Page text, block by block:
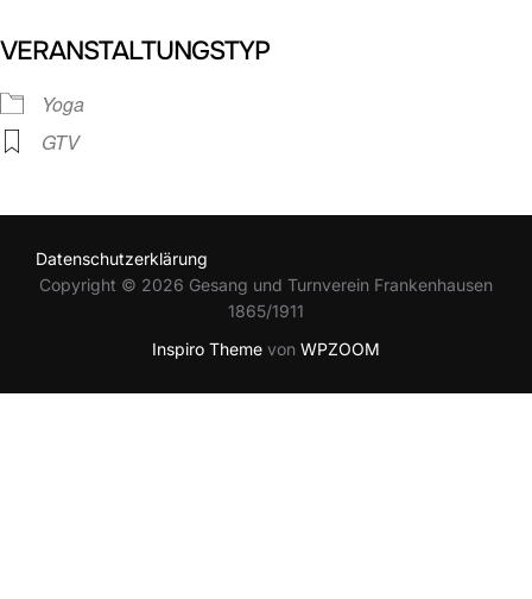
VERANSTALTUNGSTYP
Yoga
GTV
Datenschutzerklärung
Copyright © 2026 Gesang und Turnverein Frankenhausen
1865/1911
Inspiro Theme von WPZOOM